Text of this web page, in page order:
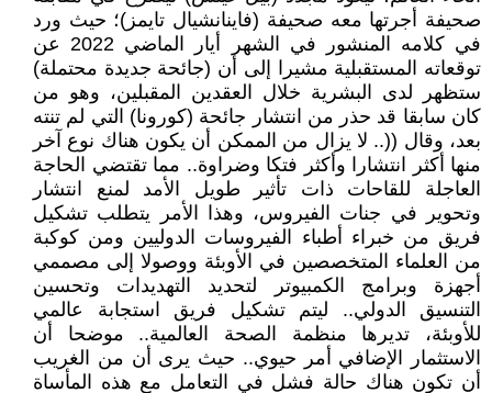
صحيفة أجرتها معه صحيفة (فاينانشيال تايمز)؛ حيث ورد
في كلامه المنشور في الشهر أيار الماضي 2022 عن
توقعاته المستقبلية مشيرا إلى أن (جائحة جديدة محتملة)
ستظهر لدى البشرية خلال العقدين المقبلين، وهو من
كان سابقا قد حذر من انتشار جائحة (كورونا) التي لم تنته
بعد، وقال ((.. لا يزال من الممكن أن يكون هناك نوع آخر
منها أكثر انتشارا وأكثر فتكا وضراوة.. مما تقتضي الحاجة
العاجلة للقاحات ذات تأثير طويل الأمد لمنع انتشار
وتحوير في جنات الفيروس، وهذا الأمر يتطلب تشكيل
فريق من خبراء أطباء الفيروسات الدوليين ومن كوكبة
من العلماء المتخصصين في الأوبئة ووصولا إلى مصممي
أجهزة وبرامج الكمبيوتر لتحديد التهديدات وتحسين
التنسيق الدولي.. ليتم تشكيل فريق استجابة عالمي
للأوبئة، تديرها منظمة الصحة العالمية.. موضحا أن
الاستثمار الإضافي أمر حيوي.. حيث يرى أن من الغريب
أن تكون هناك حالة فشل في التعامل مع هذه المأساة